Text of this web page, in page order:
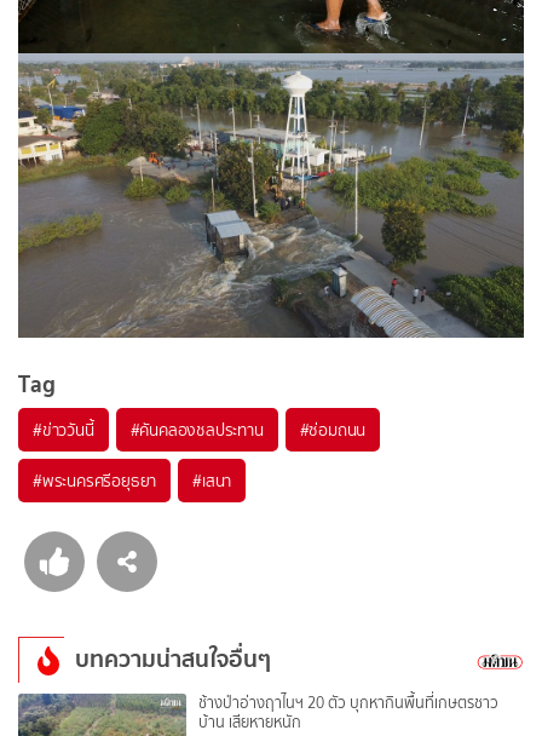
Tag
#ข่าววันนี้ #คันคลองชลประทาน #ซ่อมถนน
#พระนครศรีอยุธยา #เสนา
บทความน่าสนใจอื่นๆ
ช้างป่าอ่างฤาไนฯ 20 ตัว บุกหากินพื้นที่เกษตรชาว
บ้าน เสียหายหนัก